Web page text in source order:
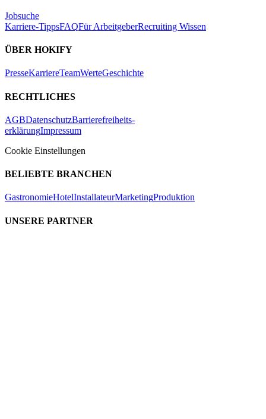
Jobsuche
Karriere-TippsFAQFür ArbeitgeberRecruiting Wissen
ÜBER HOKIFY
PresseKarriereTeamWerteGeschichte
RECHTLICHES
AGBDatenschutzBarrierefreiheits-
erklärungImpressum
Cookie Einstellungen
BELIEBTE BRANCHEN
GastronomieHotelInstallateurMarketingProduktion
UNSERE PARTNER